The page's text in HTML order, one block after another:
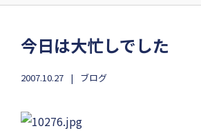
今日は大忙しでした
2007.10.27 ブログ